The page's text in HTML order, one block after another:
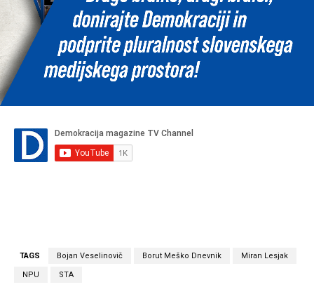
TAGS Bojan Veselinovič Borut Meško Dnevnik Miran Lesjak
NPU STA